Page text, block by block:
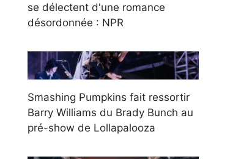
se délectent d'une romance
désordonnée : NPR
Smashing Pumpkins fait ressortir
Barry Williams du Brady Bunch au
pré-show de Lollapalooza